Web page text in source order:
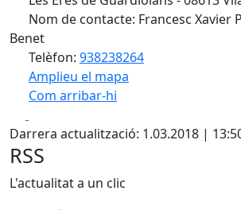
Nom de contacte: Francesc Xavier
Benet
Telèfon: 938238264
Amplieu el mapa
Com arribar-hi
+
−
Darrera actualització: 1.03.2018 |
RSS
L'actualitat a un clic